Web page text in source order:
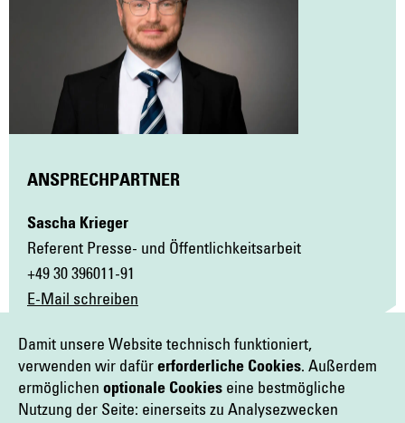
Damit unsere Website technisch funktioniert,
verwenden wir dafür erforderliche Cookies. Außerdem
ermöglichen optionale Cookies eine bestmögliche
Nutzung der Seite: einerseits zu Analysezwecken
ANSPRECHPARTNER
Sascha Krieger
Referent Presse- und Öffentlichkeitsarbeit
+49 30 396011-91
E-Mail schreiben
DOWNLOADS